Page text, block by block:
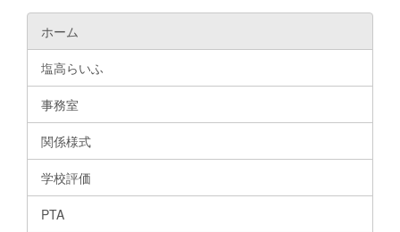
ホーム
塩高らいふ
事務室
関係様式
学校評価
PTA